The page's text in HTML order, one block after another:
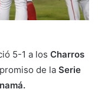
5-1 a los Charros
de la Serie